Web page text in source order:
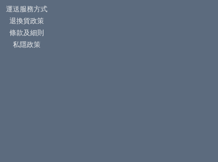
運送服務方式
退換貨政策
條款及細則
私隱政策